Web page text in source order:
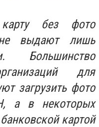
без фото
выдают лишь
Большинство
для
загрузить фото
а в некоторых
картой